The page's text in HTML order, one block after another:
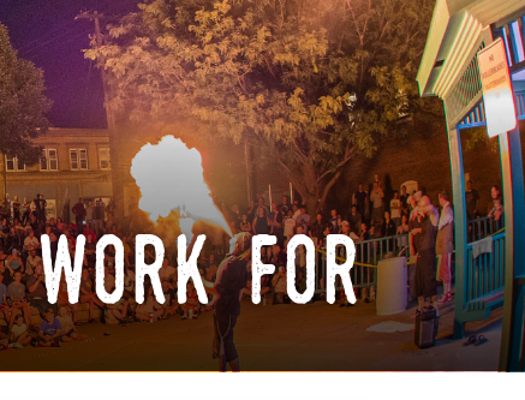
work for